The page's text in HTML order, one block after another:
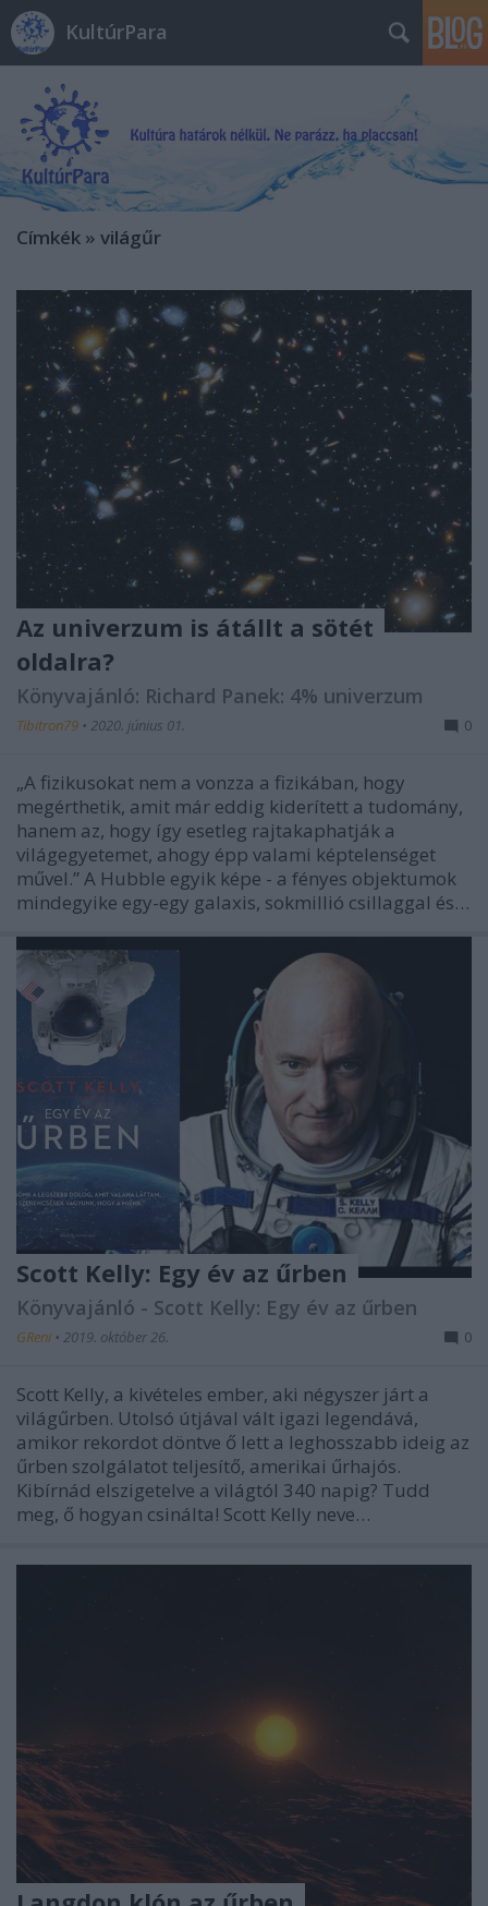
KultúrPara
Címkék » világűr
Az univerzum is átállt a sötét
oldalra?
Könyvajánló: Richard Panek: 4% univerzum
Tibitron79 • 2020. június 01. 0
„A fizikusokat nem a vonzza a fizikában, hogy
megérthetik, amit már eddig kiderített a tudomány,
hanem az, hogy így esetleg rajtakaphatják a
világegyetemet, ahogy épp valami képtelenséget
művel.” A Hubble egyik képe - a fényes objektumok
mindegyike egy-egy galaxis, sokmillió csillaggal és…
Scott Kelly: Egy év az űrben
Könyvajánló - Scott Kelly: Egy év az űrben
GReni • 2019. október 26. 0
Scott Kelly, a kivételes ember, aki négyszer járt a
világűrben. Utolsó útjával vált igazi legendává,
amikor rekordot döntve ő lett a leghosszabb ideig az
űrben szolgálatot teljesítő, amerikai űrhajós.
Kibírnád elszigetelve a világtól 340 napig? Tudd
meg, ő hogyan csinálta! Scott Kelly neve…